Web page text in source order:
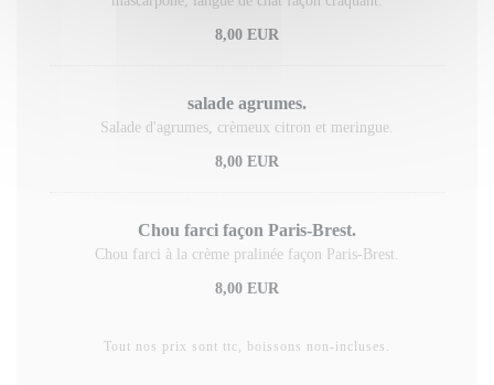
8,00 EUR
salade agrumes.
Salade d'agrumes, crèmeux citron et meringue.
8,00 EUR
Chou farci façon Paris-Brest.
Chou farci à la crème pralinée façon Paris-Brest.
8,00 EUR
Tout nos prix sont ttc, boissons non-incluses.